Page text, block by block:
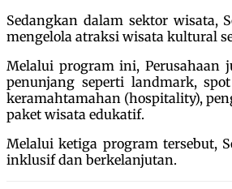
Sedangkan dalam sektor wisata,
mengelola atraksi wisata kultural
Melalui program ini, Perusahaan
penunjang seperti landmark,
keramahtamahan (hospitality),
paket wisata edukatif.
Melalui ketiga program tersebut,
inklusif dan berkelanjutan.